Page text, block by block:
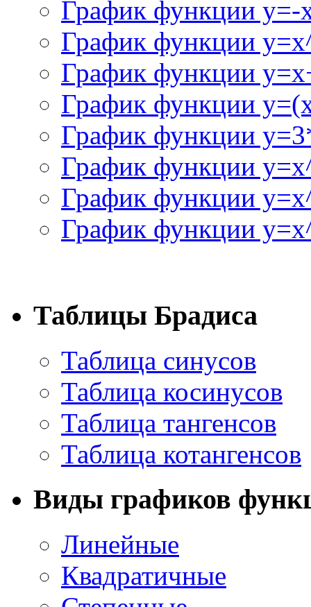
График функции
График функции
График функции
График функции
График функции
График функции
График функции
График функции
Таблицы Брадиса
Таблица синусов
Таблица косинусов
Таблица тангенсов
Таблица котангенсов
Виды графиков
Линейные
Квадратичные